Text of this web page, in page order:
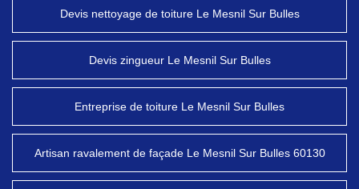
Devis nettoyage de toiture Le Mesnil Sur Bulles
Devis zingueur Le Mesnil Sur Bulles
Entreprise de toiture Le Mesnil Sur Bulles
Artisan ravalement de façade Le Mesnil Sur Bulles 60130